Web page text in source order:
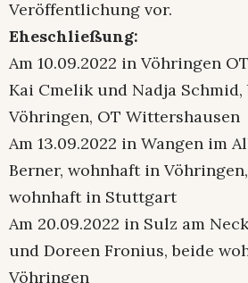
Veröffentlichung vor.
Eheschließung:
Am 10.09.2022 in Vöhringen
Kai Cmelik und Nadja
Vöhringen, OT Wittershausen
Am 13.09.2022 in Wangen im
Berner, wohnhaft in
wohnhaft in Stuttgart
Am 20.09.2022 in Sulz am
und Doreen Fronius, beide
Vöhringen